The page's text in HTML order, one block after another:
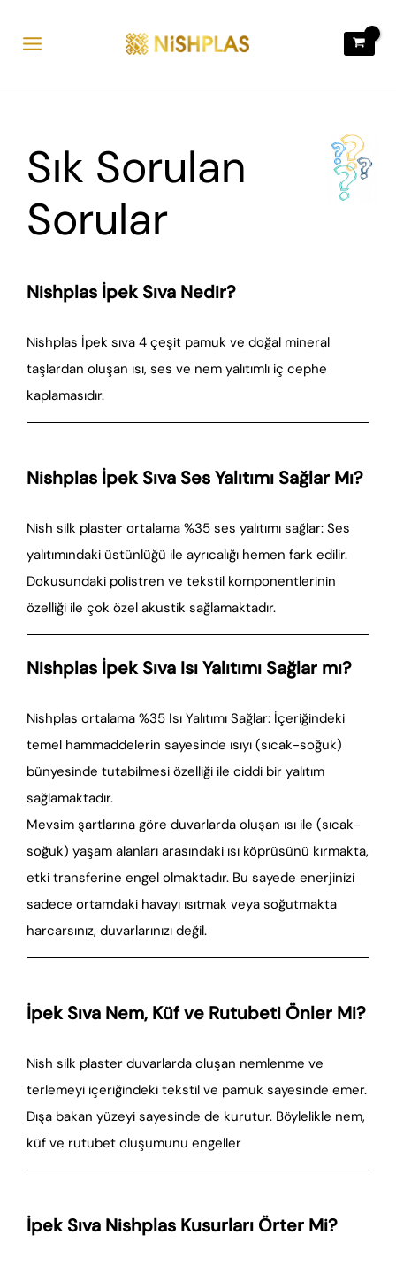
Sık Sorulan
Sorular
Nishplas İpek Sıva Nedir?
Nishplas İpek sıva 4 çeşit pamuk ve doğal mineral
taşlardan oluşan ısı, ses ve nem yalıtımlı iç cephe
kaplamasıdır.
Nishplas İpek Sıva Ses Yalıtımı Sağlar Mı?
Nish silk plaster ortalama %35 ses yalıtımı sağlar: Ses
yalıtımındaki üstünlüğü ile ayrıcalığı hemen fark edilir.
Dokusundaki polistren ve tekstil komponentlerinin
özelliği ile çok özel akustik sağlamaktadır.
Nishplas İpek Sıva Isı Yalıtımı Sağlar mı?
Nishplas ortalama %35 Isı Yalıtımı Sağlar: İçeriğindeki
temel hammaddelerin sayesinde ısıyı (sıcak-soğuk)
bünyesinde tutabilmesi özelliği ile ciddi bir yalıtım
sağlamaktadır.
Mevsim şartlarına göre duvarlarda oluşan ısı ile (sıcak-
soğuk) yaşam alanları arasındaki ısı köprüsünü kırmakta,
etki transferine engel olmaktadır. Bu sayede enerjinizi
sadece ortamdaki havayı ısıtmak veya soğutmakta
harcarsınız, duvarlarınızı değil.
İpek Sıva Nem, Küf ve Rutubeti Önler Mi?
Nish silk plaster duvarlarda oluşan nemlenme ve
terlemeyi içeriğindeki tekstil ve pamuk sayesinde emer.
Dışa bakan yüzeyi sayesinde de kurutur. Böylelikle nem,
küf ve rutubet oluşumunu engeller
İpek Sıva Nishplas Kusurları Örter Mi?